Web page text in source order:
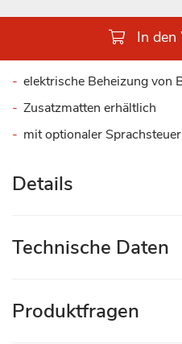
In den
elektrische Beheizung von
Zusatzmatten erhältlich
mit optionaler
Details
Technische Daten
Produktfragen